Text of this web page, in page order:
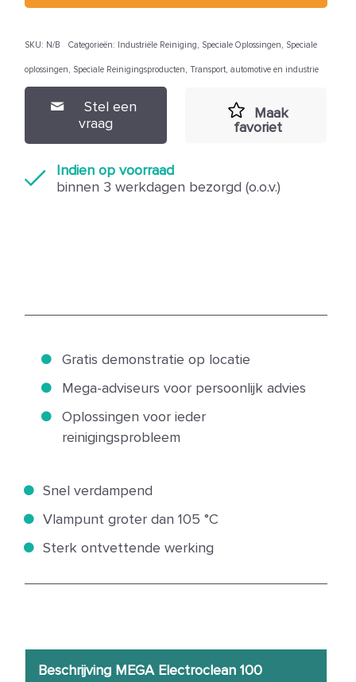
SKU: N/B Categorieën: Industriële Reiniging Speciale Oplossingen Speciale
oplossingen Speciale Reinigingsproducten ,Transport, automotive en industrie
Stel een
vraag
Maak
favoriet
Indien op voorraad
binnen 3 werkdagen bezorgd (o.o.v.)
Gratis demonstratie op locatie
Mega-adviseurs voor persoonlijk advies
Oplossingen voor ieder
reinigingsprobleem
Snel verdampend
Vlampunt groter dan 105 °C
Sterk ontvettende werking
Beschrijving MEGA Electroclean 100